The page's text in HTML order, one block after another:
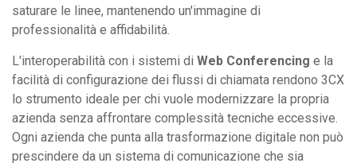
saturare le linee, mantenendo un'immagine di
professionalità e affidabilità.
L'interoperabilità con i sistemi di Web Conferencing e la
facilità di configurazione dei flussi di chiamata rendono 3CX
lo strumento ideale per chi vuole modernizzare la propria
azienda senza affrontare complessità tecniche eccessive.
Ogni azienda che punta alla trasformazione digitale non può
prescindere da un sistema di comunicazione che sia